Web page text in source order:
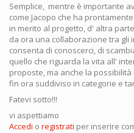
Semplice, mentre è importante
come Jacopo che ha
in merito al progetto, d' altra
da ora una collaborazione tra gli
consenta di conoscerci, di
quello che riguarda la vita all'
proposte, ma anche la
fin ora suddiviso in categorie e
Fatevi sotto!!!
vi aspettiamo
Accedi o registrati per inserire